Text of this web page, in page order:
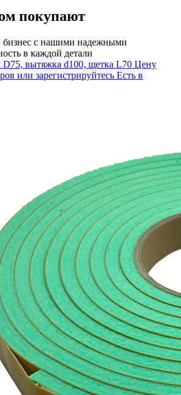
покупают
бизнес с нашими надежными
в каждой детали
вытяжка d100, щетка L70 Цену
или зарегистрируйтесь Есть в